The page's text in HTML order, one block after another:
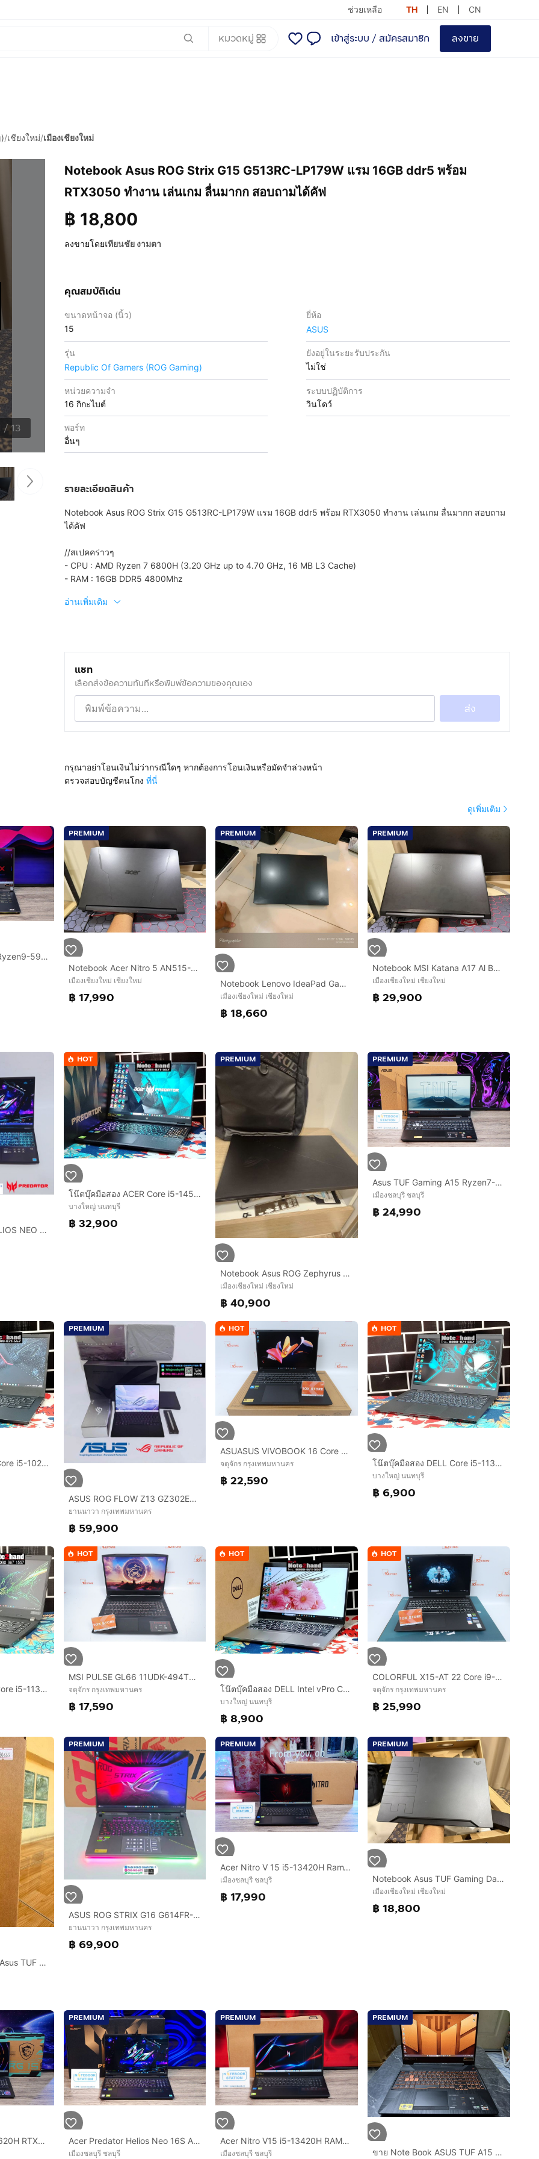
ช่วยเหลือ TH EN CN
หมวดหมู่ เข้าสู่ระบบ / สมัครสมาชิก ลงขาย
/เชียงใหม่/เมืองเชียงใหม่
/ 13
Notebook Asus ROG Strix G15 G513RC-LP179W แรม 16GB ddr5 พร้อม
RTX3050 ทำงาน เล่นเกม ลื่นมากก สอบถามได้คัฟ
฿ 18,800
ลงขายโดยเทียนชัย งามตา
คุณสมบัติเด่น
ขนาดหน้าจอ (นิ้ว)
15
ยี่ห้อ
ASUS
รุ่น
Republic Of Gamers (ROG Gaming)
ยังอยู่ในระยะรับประกัน
ไม่ใช่
หน่วยความจำ
16 กิกะไบต์
ระบบปฏิบัติการ
วินโดว์
พอร์ท
อื่นๆ
รายละเอียดสินค้า
Notebook Asus ROG Strix G15 G513RC-LP179W แรม 16GB ddr5 พร้อม RTX3050 ทำงาน เล่นเกม ลื่นมากก สอบถาม
ได้คัฟ
//สเปคคร่าวๆ
- CPU : AMD Ryzen 7 6800H (3.20 GHz up to 4.70 GHz, 16 MB L3 Cache)
- RAM : 16GB DDR5 4800Mhz
อ่านเพิ่มเติม
แชท
เลือกส่งข้อความทันทีหรือพิมพ์ข้อความของคุณเอง
ส่ง
กรุณาอย่าโอนเงินไม่ว่ากรณีใดๆ หากต้องการโอนเงินหรือมัดจำล่วงหน้า
ตรวจสอบบัญชีคนโกง ที่นี่
ดูเพิ่มเติม
Asus ROG Strix G15 Ryzen9-5900HX Ram16 RTX3050Ti(4GB) SSD512 จอ15.6 FHD 144Hz เกมมิ่งสเปคสูง มีไฟRGBแบบจัดเต็ม เครื่องสวยพร้อมใช้งาน ขายเพีย
PREMIUM
Notebook Acer Nitro 5 AN515-R2BC RTX3050 ทำงาน เล่นเกม อื่นๆ ลื่นมาก สอบถามได้คัฟ
เมืองเชียงใหม่ เชียงใหม่
฿ 17,990
PREMIUM
Notebook Lenovo IdeaPad Gaming 3 15ACH6-82K20019TA การ์ดจอ RTX3050 Ti ทำงาน เล่นเกม อื่นๆ ลื่นมาก สอบถามได้คัฟ
เมืองเชียงใหม่ เชียงใหม่
฿ 18,660
PREMIUM
Notebook MSI Katana A17 Al B8VF-841TH การ์ดจอ RTX4060 จอ 17.3 นิ้ว ทำงาน เล่นเกม อื่นๆ คุ้มๆ สอบถามได้
เมืองเชียงใหม่ เชียงใหม่
฿ 29,900
ACER PREDATOR HELIOS NEO 16S AI PHN16S-71-976U - ABYSSAL BLACK
HOT
โน๊ตบุ๊คมือสอง ACER Core i5-14500HX จอ16.0” แรม32+NVMe512+NVMe1TB+RTX6GB+ปกศ.
บางใหญ่ นนทบุรี
฿ 32,900
PREMIUM
Notebook Asus ROG Zephyrus S17 GX703HS-KF018T จอ 17.3 i9-11 RTX3080 แรงเท่าๆ5060 Ram 48GB HD 2.5TB สอบถามได้คัฟ
เมืองเชียงใหม่ เชียงใหม่
฿ 40,900
PREMIUM
Asus TUF Gaming A15 Ryzen7-170 RTX3050(4GB) RAM16 SSD512GB จอ15.6นิ้ว FHD 144Hz เกมมิ่งรุ่นใหม่ สเปคแรง ครบกล่องประกันศูนย์2028 ขายเพียง 24,
เมืองชลบุรี ชลบุรี
฿ 24,990
โน๊ตบุ๊คมือสอง ASUS Core i5-10210U จอ14”HD แรม8+NVMe.256+การ์ดจอ UHD 620
PREMIUM
ASUS ROG FLOW Z13 GZ302EA-RU087WA OFF BLACK 2025
ยานนาวา กรุงเทพมหานคร
฿ 59,900
HOT
ASUASUS VIVOBOOK 16 Core 5 210H.RTX4050 RAM16.512GB
จตุจักร กรุงเทพมหานคร
฿ 22,590
HOT
โน๊ตบุ๊คมือสอง DELL Core i5-1135G7 จอ14”FHD แรม8+NVMe512+การ์ดจอ Xe G4+วินโดว์แท้
บางใหญ่ นนทบุรี
฿ 6,900
โน๊ตบุ๊คมือสอง ACER Core i5-1135G7 จอ14” แรม8+NVMe.256+การ์ดจอ Iris
HOT
MSI PULSE GL66 11UDK-494TH Core i7-11800H.RTX3050Ti RAM24.1TB
จตุจักร กรุงเทพมหานคร
฿ 17,590
HOT
โน๊ตบุ๊คมือสอง DELL Intel vPro Core i7-10610U จอทัชสกรีน 14.0”IPS แรม16+SSD256+การ์ดจอ 620+วินโดว์แท้
บางใหญ่ นนทบุรี
฿ 8,900
HOT
COLORFUL X15-AT 22 Core i9-12900H.RTX3060 RAM40.1TB
จตุจักร กรุงเทพมหานคร
฿ 25,990
Notebook Notebook Asus TUF Gaming F16 FX608JMR-RV121W RTX4060 เหมือนได้มือหนึ่ง ประกันยาวๆ เล่นเกม ทำงานอื่นๆ
PREMIUM
ASUS ROG STRIX G16 G614FR-S5100W - VOLT GREEN
ยานนาวา กรุงเทพมหานคร
฿ 69,900
PREMIUM
Acer Nitro V 15 i5-13420H Ram16 RTX2050(4GB) SSD512GB จอ15.6นิ้ว FHD 144Hz เกมมิ่งรุ่นใหม่ ดีไซน์ฝาหลังสุดเท่ มีประกันศูนย์2027 เครื่องพร้อม
เมืองชลบุรี ชลบุรี
฿ 17,990
PREMIUM
Notebook Asus TUF Gaming Dash F15 FX516PM-HN086T RTX3060 ทำงาน เล่นเกมสบายมาก สอบถามได้ครับ
เมืองเชียงใหม่ เชียงใหม่
฿ 18,800
MSI Cyborg 15 i7-13620H RTX4050(6GB) Ram16 SSD512GB จอ15.6 FHD 144Hz เกมมิ่งสเปคสูง คีย์บอร์ดไฟ เครื่องสวย ครบกล่องพร้อมประกันศูนย์ เพียง 28
PREMIUM
Acer Predator Helios Neo 16S AI IntelCoreUltra7-255HX RTX5060(8GB) Ram16 SSD512 จอ16 QHD+ OLED 240Hz จอสวยสีตรง สเปคสูงจัดเต็ม คีย์บอร์ดไฟRG
เมืองชลบุรี ชลบุรี
PREMIUM
Acer Nitro V15 i5-13420H RAM16 RTX4060(8GB) SSD512 จอ15.6 144Hz FHD สเปคสูงจัดเต็ม คีย์บอร์ดไฟสีขาว ดีไซน์สวยดูเท่ ประกันศูนย์2027 ขายเพียง
เมืองชลบุรี ชลบุรี
PREMIUM
ขาย Note Book ASUS TUF A15 FA506ICB-HN103W R7-4800H Ram 16gb RTX 3050 4 GB GDDR6 512gb SSD M.2 สภาพสวยๆ เลยครับผม